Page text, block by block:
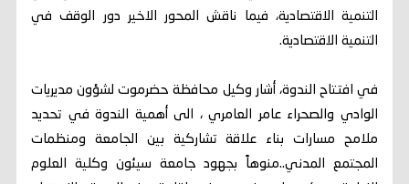
التنمية الاقتصادية، فيما ناقش المحور الاخير دور الوقف في
التنمية الاقتصادية.
في افتتاح الندوة، أشار وكيل محافظة حضرموت لشؤون مديريات
الوادي والصحراء عامر العامري ، الى أهمية الندوة في تحديد
ملامح مسارات بناء علاقة تشاركية بين الجامعة ومنظمات
المجتمع المدني..منوهاً بجهود جامعة سيئون وكلية العلوم